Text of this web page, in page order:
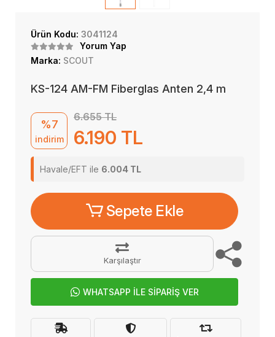
Ürün Kodu: 3041124
Yorum Yap
Marka: SCOUT
KS-124 AM-FM Fiberglas Anten 2,4 m
%7
indirim
6.655 TL
6.190 TL
Havale/EFT ile 6.004 TL
Sepete Ekle
Karşılaştır
WHATSAPP İLE SİPARİŞ VER